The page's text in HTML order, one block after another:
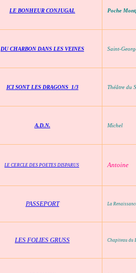
LE BONHEUR CONJUGAL Poche
DU CHARBON DANS LES VEINES Saint-
ICI SONT LES DRAGONS 1/3 Théâtre du
A.D.N. Michel
LE CERCLE DES POETES DISPARUS Antoine
PASSEPORT La
LES FOLIES GRUSS Chapiteau du